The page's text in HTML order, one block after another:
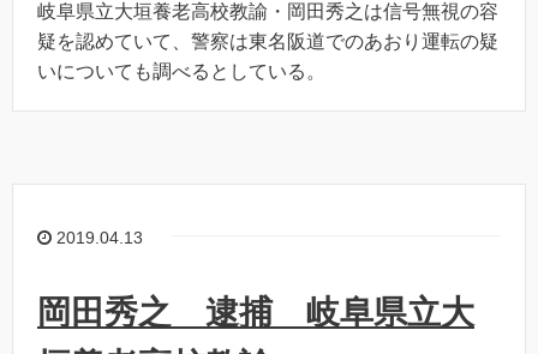
岐阜県立大垣養老高校教諭・岡田秀之は信号無視の容
疑を認めていて、警察は東名阪道でのあおり運転の疑
いについても調べるとしている。
2019.04.13
岡田秀之 逮捕 岐阜県立大